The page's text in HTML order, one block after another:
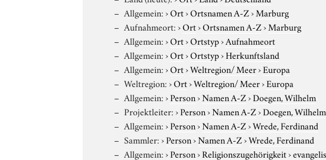
Allgemein:›Ort›Ortsnamen A-Z›Marburg
Aufnahmeort:›Ort›Ortsnamen A-Z›Marburg
Allgemein:›Ort›Ortstyp›Aufnahmeort
Allgemein:›Ort›Ortstyp›Herkunftsland
Allgemein:›Ort›Weltregion/ Meer›Europa
Weltregion:›Ort›Weltregion/ Meer›Europa
Allgemein:›Person›Namen A-Z›Doegen, Wilhelm
Projektleiter:›Person›Namen A-Z›Doegen, Wilhelm
Allgemein:›Person›Namen A-Z›Wrede, Ferdinand
Sammler:›Person›Namen A-Z›Wrede, Ferdinand
Allgemein:›Person›Religionszugehörigkeit›